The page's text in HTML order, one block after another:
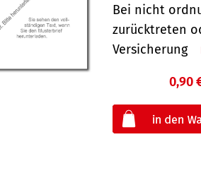
Bei nicht
zurücktreten
Versicherung
0,90